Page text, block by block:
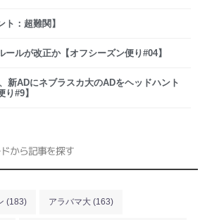
：超難関】
ールが改正か【オフシーズン便り#04】
新ADにネブラスカ大のADをヘッドハント
り#9】
から記事を探す
(183) アラバマ大 (163)